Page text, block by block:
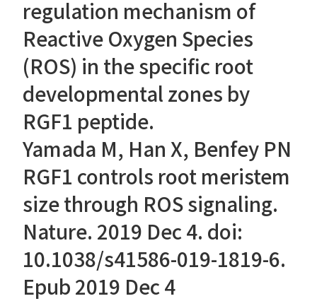
regulation mechanism of
Reactive Oxygen Species
(ROS) in the specific root
developmental zones by
RGF1 peptide.
Yamada M, Han X, Benfey PN
RGF1 controls root meristem
size through ROS signaling.
Nature. 2019 Dec 4. doi:
10.1038/s41586-019-1819-6.
Epub 2019 Dec 4